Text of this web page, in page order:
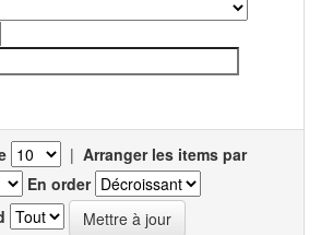
| Arranger les items par
En order